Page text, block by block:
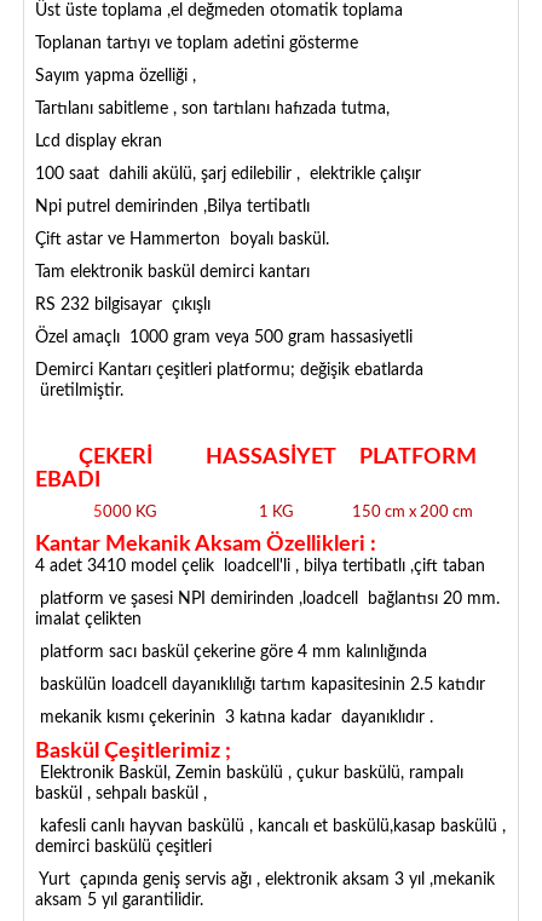
Üst üste toplama ,el değmeden otomatik toplama
Toplanan tartıyı ve toplam adetini gösterme
Sayım yapma özelliği ,
Tartılanı sabitleme , son tartılanı hafızada tutma,
Lcd display ekran
100 saat dahili akülü, şarj edilebilir , elektrikle çalışır
Npi putrel demirinden ,Bilya tertibatlı
Çift astar ve Hammerton boyalı baskül.
Tam elektronik baskül demirci kantarı
RS 232 bilgisayar çıkışlı
Özel amaçlı 1000 gram veya 500 gram hassasiyetli
Demirci Kantarı çeşitleri platformu; değişik ebatlarda
üretilmiştir.
ÇEKERİ HASSASİYET PLATFORM
EBADI
5000 KG 1 KG 150 cm x 200 cm
Kantar Mekanik Aksam Özellikleri :
4 adet 3410 model çelik loadcell'li , bilya tertibatlı ,çift taban
platform ve şasesi NPI demirinden ,loadcell bağlantısı 20 mm.
imalat çelikten
platform sacı baskül çekerine göre 4 mm kalınlığında
baskülün loadcell dayanıklılığı tartım kapasitesinin 2.5 katıdır
mekanik kısmı çekerinin 3 katına kadar dayanıklıdır .
Baskül Çeşitlerimiz ;
Elektronik Baskül, Zemin baskülü , çukur baskülü, rampalı
baskül , sehpalı baskül ,
kafesli canlı hayvan baskülü , kancalı et baskülü,kasap baskülü ,
demirci baskülü çeşitleri
Yurt çapında geniş servis ağı , elektronik aksam 3 yıl ,mekanik
aksam 5 yıl garantilidir.